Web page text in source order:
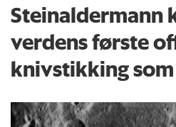
Steinaldermann
verdens første
knivstikking